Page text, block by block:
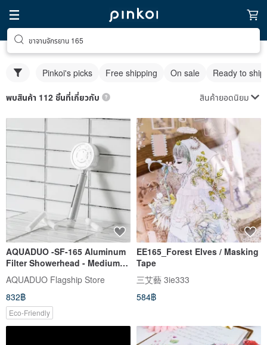
ขาจานจักรยาน 165
Pinkoi's picks Free shipping On sale Ready to ship
พบสินค้า 112 ชิ้นที่เกี่ยวกับ สินค้ายอดนิยม
AQUADUO -SF-165 Aluminum
Filter Showerhead - Medium
(with Filter)
AQUADUO Flagship Store
832฿
Eco-Friendly
EE165_Forest Elves / Masking
Tape
三艾藝 3ie333
584฿